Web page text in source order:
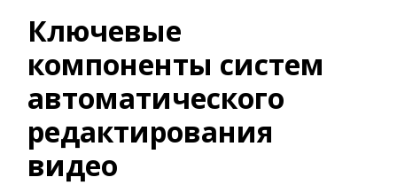
Ключевые
компоненты систем
автоматического
редактирования
видео